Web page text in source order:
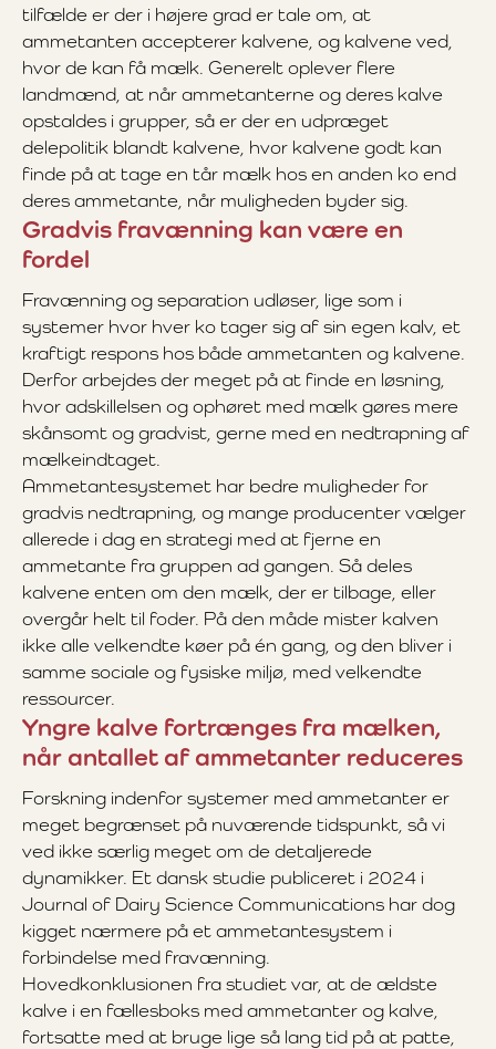
tilfælde er der i højere grad er tale om, at
ammetanten accepterer kalvene, og kalvene ved,
hvor de kan få mælk. Generelt oplever flere
landmænd, at når ammetanterne og deres kalve
opstaldes i grupper, så er der en udpræget
delepolitik blandt kalvene, hvor kalvene godt kan
finde på at tage en tår mælk hos en anden ko end
deres ammetante, når muligheden byder sig.
Gradvis fravænning kan være en
fordel
Fravænning og separation udløser, lige som i
systemer hvor hver ko tager sig af sin egen kalv, et
kraftigt respons hos både ammetanten og kalvene.
Derfor arbejdes der meget på at finde en løsning,
hvor adskillelsen og ophøret med mælk gøres mere
skånsomt og gradvist, gerne med en nedtrapning af
mælkeindtaget.
Ammetantesystemet har bedre muligheder for
gradvis nedtrapning, og mange producenter vælger
allerede i dag en strategi med at fjerne en
ammetante fra gruppen ad gangen. Så deles
kalvene enten om den mælk, der er tilbage, eller
overgår helt til foder. På den måde mister kalven
ikke alle velkendte køer på én gang, og den bliver i
samme sociale og fysiske miljø, med velkendte
ressourcer.
Yngre kalve fortrænges fra mælken,
når antallet af ammetanter reduceres
Forskning indenfor systemer med ammetanter er
meget begrænset på nuværende tidspunkt, så vi
ved ikke særlig meget om de detaljerede
dynamikker. Et dansk studie publiceret i 2024 i
Journal of Dairy Science Communications har dog
kigget nærmere på et ammetantesystem i
forbindelse med fravænning.
Hovedkonklusionen fra studiet var, at de ældste
kalve i en fællesboks med ammetanter og kalve,
fortsatte med at bruge lige så lang tid på at patte,